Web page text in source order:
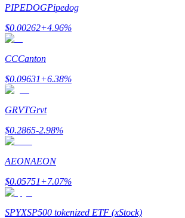
معلومة
PIPEDOGPipedog
$0.00262+4.96%
CCCanton
$0.09631+6.38%
GRVTGrvt
$0.2865-2.98%
AEONAEON
$0.05751+7.07%
SPYXSP500 tokenized ETF (xStock)